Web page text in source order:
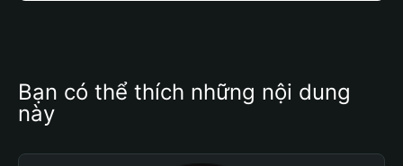
Bạn có thể thích những nội dung
này